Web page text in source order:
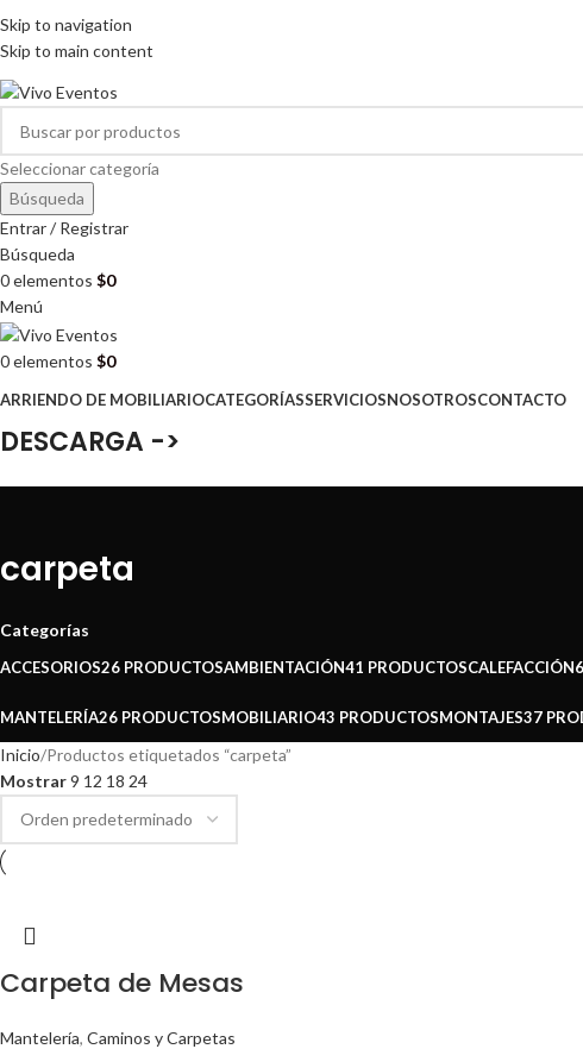
Skip to navigation
Skip to main content
HORARIOS DE ATENCIÓN: 8:00 - 17:00 HORAS
ARRIENDO DE MOBILIARIO PARA EVENTOS
Seleccionar categoría
Búsqueda
Entrar / Registrar
Búsqueda
0elementos $0
Menú
0elementos $0
ARRIENDO DE MOBILIARIOCATEGORÍASSERVICIOSNOSOTROSCONTACTO
DESCARGA ->
carpeta
Categorías
ACCESORIOS26 PRODUCTOSAMBIENTACIÓN41 PRODUCTOSCALEFACCIÓN
MANTELERÍA26 PRODUCTOSMOBILIARIO43 PRODUCTOSMONTAJES37
Inicio Productos etiquetados “carpeta”
Mostrar9 12 18 24
Carpeta de Mesas
Mantelería, Caminos y Carpetas